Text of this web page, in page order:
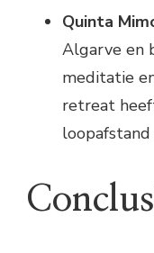
Quinta
Algarve en
meditatie
retreat